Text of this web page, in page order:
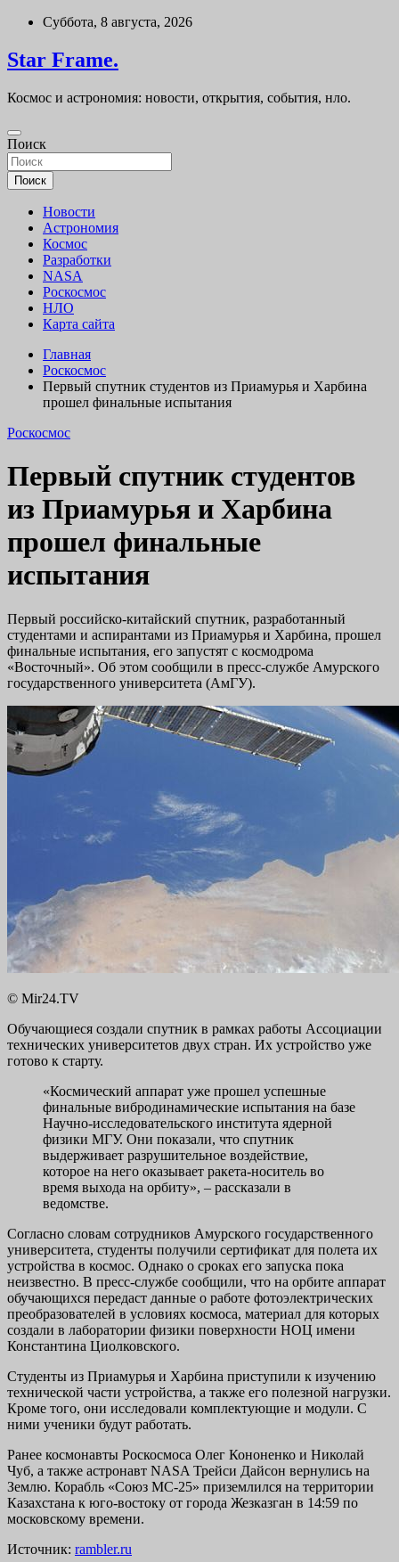
Перейти
содержимому
Суббота, 8 августа, 2026
Star Frame.
Космос и астрономия: новости, открытия, события, нло.
Поиск
Поиск
Новости
Астрономия
Космос
Разработки
NASA
Роскосмос
НЛО
Карта сайта
Главная
Роскосмос
Первый спутник студентов из Приамурья и Харбина
прошел финальные испытания
Роскосмос
Первый спутник студентов
из Приамурья и Харбина
прошел финальные
испытания
Первый российско-китайский спутник, разработанный
студентами и аспирантами из Приамурья и Харбина, прошел
финальные испытания, его запустят с космодрома
«Восточный». Об этом сообщили в пресс-службе Амурского
государственного университета (АмГУ).
© Mir24.TV
Обучающиеся создали спутник в рамках работы Ассоциации
технических университетов двух стран. Их устройство уже
готово к старту.
«Космический аппарат уже прошел успешные
финальные вибродинамические испытания на базе
Научно-исследовательского института ядерной
физики МГУ. Они показали, что спутник
выдерживает разрушительное воздействие,
которое на него оказывает ракета-носитель во
время выхода на орбиту», – рассказали в
ведомстве.
Согласно словам сотрудников Амурского государственного
университета, студенты получили сертификат для полета их
устройства в космос. Однако о сроках его запуска пока
неизвестно. В пресс-службе сообщили, что на орбите аппарат
обучающихся передаст данные о работе фотоэлектрических
преобразователей в условиях космоса, материал для которых
создали в лаборатории физики поверхности НОЦ имени
Константина Циолковского.
Студенты из Приамурья и Харбина приступили к изучению
технической части устройства, а также его полезной нагрузки.
Кроме того, они исследовали комплектующие и модули. С
ними ученики будут работать.
Ранее космонавты Роскосмоса Олег Кононенко и Николай
Чуб, а также астронавт NASA Трейси Дайсон вернулись на
Землю. Корабль «Союз МС-25» приземлился на территории
Казахстана к юго-востоку от города Жезказган в 14:59 по
московскому времени.
Источник: rambler.ru